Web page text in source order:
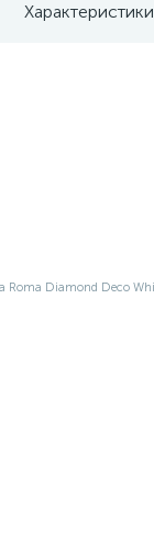
Характеристики